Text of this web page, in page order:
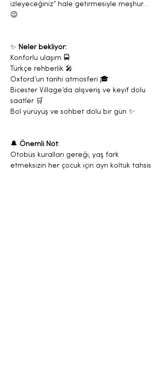
izleyeceğiniz” hale getirmesiyle meşhur…
😉
✨ Neler bekliyor:
Konforlu ulaşım 🚍
Türkçe rehberlik 🎤
Oxford’un tarihi atmosferi 🎓
Bicester Village’da alışveriş ve keyif dolu
saatler 🛒
Bol yürüyüş ve sohbet dolu bir gün ✨
🔔 Önemli Not:
Otobüs kuralları gereği, yaş fark
etmeksizin her çocuk için ayrı koltuk tahsis